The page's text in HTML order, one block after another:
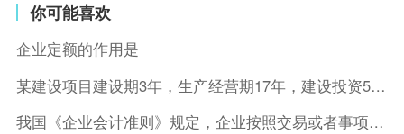
你可能喜欢
企业定额的作用是
某建设项目建设期3年，生产经营期17年，建设投资5500万元
我国《企业会计准则》规定，企业按照交易或者事项的经济特征确定